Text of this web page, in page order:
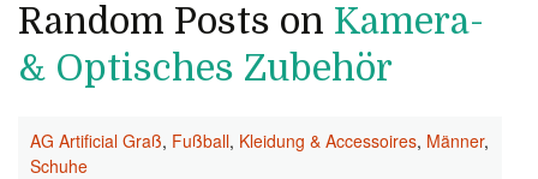
Random Posts on Kamera-
& Optisches Zubehör
AG Artificial Graß, Fußball, Kleidung & Accessoires, Männer,
Schuhe